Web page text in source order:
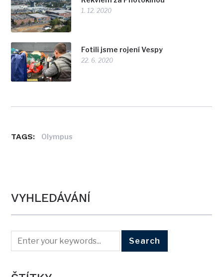
1. 12. 2020
Fotili jsme rojení Vespy
22. 6. 2020
TAGS: Olympus
VYHLEDÁVÁNÍ